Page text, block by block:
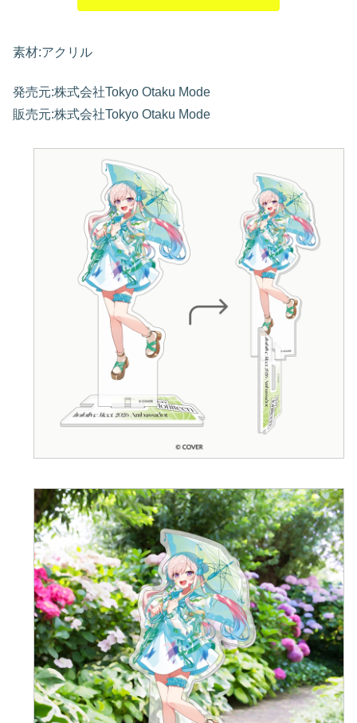
素材:アクリル
発売元:株式会社Tokyo Otaku Mode
販売元:株式会社Tokyo Otaku Mode